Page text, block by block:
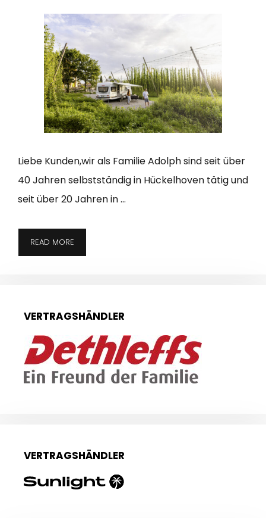
Liebe Kunden,wir als Familie Adolph sind seit über
40 Jahren selbstständig in Hückelhoven tätig und
seit über 20 Jahren in …
READ MORE
VERTRAGSHÄNDLER
VERTRAGSHÄNDLER